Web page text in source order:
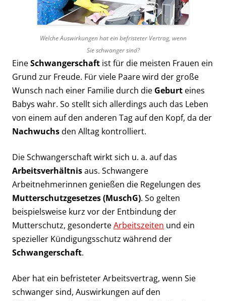
Welche Auswirkungen hat ein befristeter Vertrag, wenn
Sie schwanger sind?
EineSchwangerschaft ist für die meisten Frauen ein
Grund zur Freude. Für viele Paare wird der große
Wunsch nach einer Familie durch die Geburt eines
Babys wahr. So stellt sich allerdings auch das Leben
von einem auf den anderen Tag auf den Kopf, da der
Nachwuchsden Alltag kontrolliert.
Die Schwangerschaft wirkt sich u. a. auf das
Arbeitsverhältnisaus. Schwangere
Arbeitnehmerinnen genießen die Regelungen des
Mutterschutzgesetzes (MuschG). So gelten
beispielsweise kurz vor der Entbindung der
Mutterschutz, gesonderteArbeitszeiten und ein
spezieller Kündigungsschutz während der
Schwangerschaft.
Aber hat ein befristeter Arbeitsvertrag, wenn Sie
schwanger sind, Auswirkungen auf den